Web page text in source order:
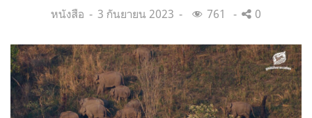
Categories:
หนังสือ
Posted
3 กันยายน 2023 761 0